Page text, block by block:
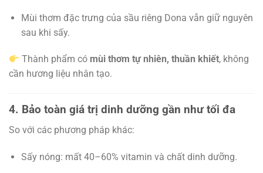
Mùi thơm đặc trưng của sầu riêng Dona vẫn giữ nguyên
sau khi sấy.
Thành phẩm có mùi thơm tự nhiên, thuần khiết, không
cần hương liệu nhân tạo.
4. Bảo toàn giá trị dinh dưỡng gần như tối đa
So với các phương pháp khác:
Sấy nóng: mất 40–60% vitamin và chất dinh dưỡng.